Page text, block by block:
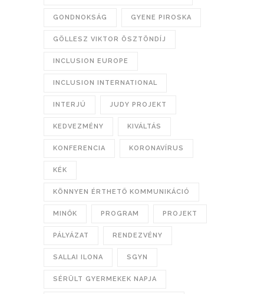
GONDNOKSÁG GYENE PIROSKA
GÖLLESZ VIKTOR ÖSZTÖNDÍJ
INCLUSION EUROPE
INCLUSION INTERNATIONAL
INTERJÚ JUDY PROJEKT
KEDVEZMÉNY KIVÁLTÁS
KONFERENCIA KORONAVÍRUS
KÉK
KÖNNYEN ÉRTHETŐ KOMMUNIKÁCIÓ
MINŐK PROGRAM PROJEKT
PÁLYÁZAT RENDEZVÉNY
SALLAI ILONA SGYN
SÉRÜLT GYERMEKEK NAPJA